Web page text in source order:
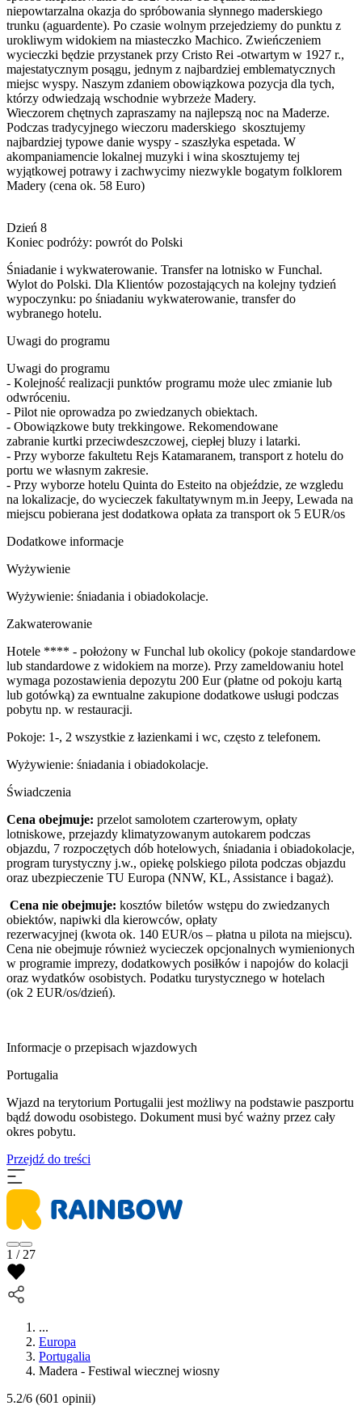
niepowtarzalna okazja do spróbowania słynnego maderskiego
trunku (aguardente). Po czasie wolnym przejedziemy do punktu z
urokliwym widokiem na miasteczko Machico. Zwieńczeniem
wycieczki będzie przystanek przy Cristo Rei -otwartym w 1927 r.,
majestatycznym posągu, jednym z najbardziej emblematycznych
miejsc wyspy. Naszym zdaniem obowiązkowa pozycja dla tych,
którzy odwiedzają wschodnie wybrzeże Madery.
Wieczorem chętnych zapraszamy na najlepszą noc na Maderze.
Podczas tradycyjnego wieczoru maderskiego skosztujemy
najbardziej typowe danie wyspy - szaszłyka espetada. W
akompaniamencie lokalnej muzyki i wina skosztujemy tej
wyjątkowej potrawy i zachwycimy niezwykle bogatym folklorem
Madery (cena ok. 58 Euro)
Dzień 8
Koniec podróży: powrót do Polski
Śniadanie i wykwaterowanie. Transfer na lotnisko w Funchal.
Wylot do Polski. Dla Klientów pozostających na kolejny tydzień
wypoczynku: po śniadaniu wykwaterowanie, transfer do
wybranego hotelu.
Uwagi do programu
Uwagi do programu
- Kolejność realizacji punktów programu może ulec zmianie lub
odwróceniu.
- Pilot nie oprowadza po zwiedzanych obiektach.
- Obowiązkowe buty trekkingowe. Rekomendowane
zabranie kurtki przeciwdeszczowej, ciepłej bluzy i latarki.
- Przy wyborze fakultetu Rejs Katamaranem, transport z hotelu do
portu we własnym zakresie.
- Przy wyborze hotelu Quinta do Esteito na objeździe, ze wzgledu
na lokalizacje, do wycieczek fakultatywnym m.in Jeepy, Lewada na
miejscu pobierana jest dodatkowa opłata za transport ok 5 EUR/os
Dodatkowe informacje
Wyżywienie
Wyżywienie: śniadania i obiadokolacje.
Zakwaterowanie
Hotele **** - położony w Funchal lub okolicy (pokoje standardowe
lub standardowe z widokiem na morze). Przy zameldowaniu hotel
wymaga pozostawienia depozytu 200 Eur (płatne od pokoju kartą
lub gotówką) za ewntualne zakupione dodatkowe usługi podczas
pobytu np. w restauracji.
Pokoje: 1-, 2 wszystkie z łazienkami i wc, często z telefonem.
Wyżywienie: śniadania i obiadokolacje.
Świadczenia
Cena obejmuje: przelot samolotem czarterowym, opłaty
lotniskowe, przejazdy klimatyzowanym autokarem podczas
objazdu, 7 rozpoczętych dób hotelowych, śniadania i obiadokolacje,
program turystyczny j.w., opiekę polskiego pilota podczas objazdu
oraz ubezpieczenie TU Europa (NNW, KL, Assistance i bagaż).
Cena nie obejmuje: kosztów biletów wstępu do zwiedzanych
obiektów, napiwki dla kierowców, opłaty
rezerwacyjnej (kwota ok. 140 EUR/os – płatna u pilota na miejscu).
Cena nie obejmuje również wycieczek opcjonalnych wymienionych
w programie imprezy, dodatkowych posiłków i napojów do kolacji
oraz wydatków osobistych. Podatku turystycznego w hotelach
(ok 2 EUR/os/dzień).
Informacje o przepisach wjazdowych
Portugalia
Wjazd na terytorium Portugalii jest możliwy na podstawie paszportu
bądź dowodu osobistego. Dokument musi być ważny przez cały
okres pobytu.
Przejdź do treści
1 / 27
...
Europa
Portugalia
Madera - Festiwal wiecznej wiosny
5.2/6 (601 opinii)